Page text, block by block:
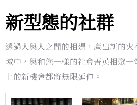
新型態的社群
透過人與人之間的相遇，產出新的
域中，與和您一樣的社會菁英相聚
上的新機會都將無限延伸。